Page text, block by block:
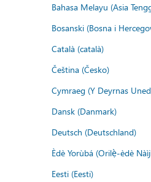
Bahasa Melayu (Asia
Bosanski (Bosna i
Català (català)
Čeština (Česko)
Cymraeg (Y Deyrnas
Dansk (Danmark)
Deutsch (Deutschland)
Èdè Yorùbá (Orilẹ̀-èdè
Eesti (Eesti)